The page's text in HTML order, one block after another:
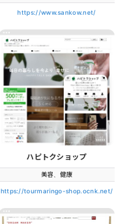
https://www.sankow.net/
ハピトクショップ
美容、健康
https://tourmaringo-shop.ocnk.net/